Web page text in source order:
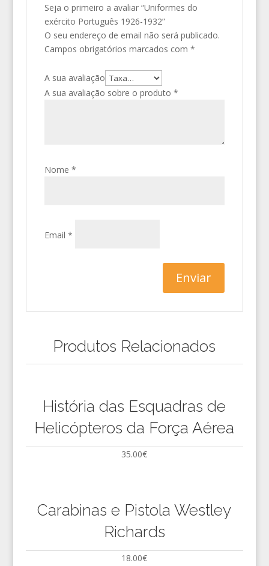
Seja o primeiro a avaliar “Uniformes do
exército Português 1926-1932”
O seu endereço de email não será publicado.
Campos obrigatórios marcados com *
A sua avaliação
A sua avaliação sobre o produto *
Nome *
Email *
Produtos Relacionados
História das Esquadras de
Helicópteros da Força Aérea
35.00€
Carabinas e Pistola Westley
Richards
18.00€